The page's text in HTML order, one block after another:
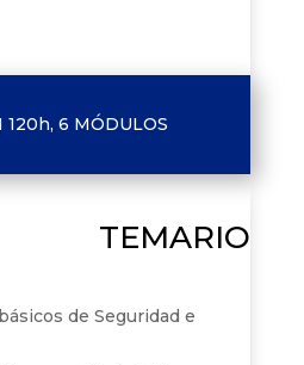
120h, 6 MÓDULOS
TEMARIO
de Seguridad e